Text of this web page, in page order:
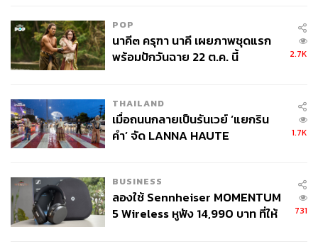
POP
นาคี๓ ครุฑา นาคี เผยภาพชุดแรก
พร้อมปักวันฉาย 22 ต.ค. นี้
2.7K
THAILAND
เมื่อถนนกลายเป็นรันเวย์ ‘แยกริน
คำ’ จัด LANNA HAUTE
1.7K
BUSINESS
ลองใช้ Sennheiser MOMENTUM
5 Wireless หูฟัง 14,990 บาท ที่ให้
731